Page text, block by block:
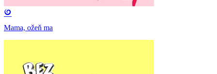
Mama, ožeň ma